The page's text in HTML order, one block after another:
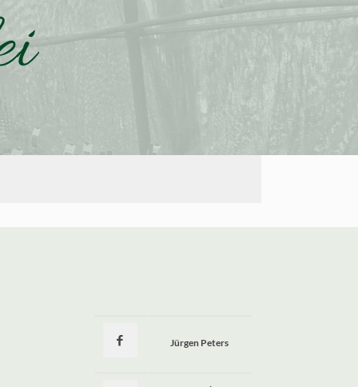
Jürgen Peters